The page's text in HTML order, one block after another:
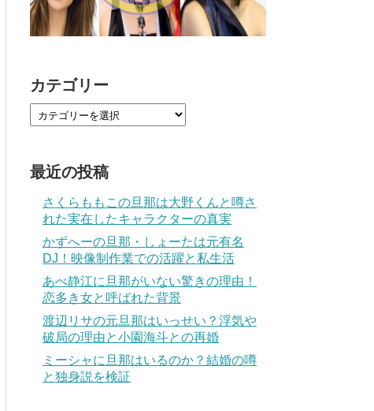
カテゴリー
最近の投稿
さくらももこの旦那は大野くんと噂さ
れた実在したキャラクターの真実
かずへーの旦那・しょーたは元有名
DJ！映像制作業での活躍と私生活
あべ静江に旦那がいない驚きの理由！
恋多き女と呼ばれた背景
渡辺リサの元旦那はいっせい？浮気や
破局の理由と小園海斗との再婚
ミーシャに旦那はいるのか？結婚の噂
と独身説を検証